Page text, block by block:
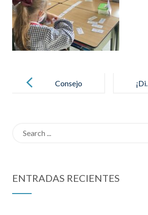
navigation
Consejo
¡Di…
ENTRADAS RECIENTES